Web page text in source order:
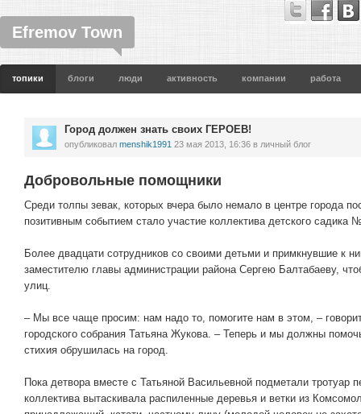
Efremov Town
топики блоги люди активность компании работа
Город должен знать своих ГЕРОЕВ!
опубликовал menshik1991 23 мая 2013, 16:36 в личный блог
Добровольные помощники
Среди толпы зевак, которых вчера было немало в центре города
позитивным событием стало участие коллектива детского садика
Более двадцати сотрудников со своими детьми и примкнувшие к
заместителю главы администрации района Сергею Балтабаеву,
улиц.
– Мы все чаще просим: нам надо то, помогите нам в этом, –
городского собрания Татьяна Жукова. – Теперь и мы должны
стихия обрушилась на город.
Пока детвора вместе с Татьяной Васильевной подметали тротуар
коллектива вытаскивала распиленные деревья и ветки из